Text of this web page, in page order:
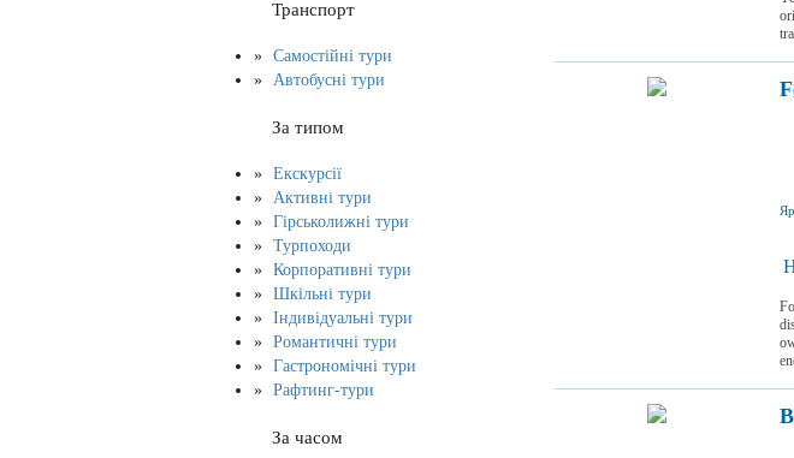
Транспорт
Самостійні тури
Автобусні тури
За типом
Екскурсії
Активні тури
Гірськолижні тури
Турпоходи
Корпоративні тури
Шкільні тури
Індивідуальні тури
Романтичні тури
Гастрономічні тури
Рафтинг-тури
За часом